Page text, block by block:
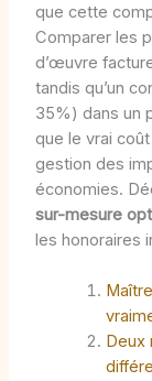
que cette
Comparer les
d’œuvre
tandis qu’un
35%) dans un
que le vrai
gestion des
économies.
sur-mesure
les honoraires
Deux